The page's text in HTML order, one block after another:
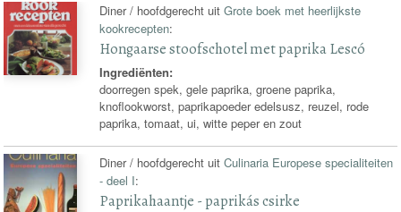
Diner / hoofdgerecht uitGrote boek met heerlijkste
kookrecepten:
Hongaarse stoofschotel met paprika Lescó
Ingrediënten:
doorregen spek, gele paprika, groene paprika,
knoflookworst, paprikapoeder edelsusz, reuzel, rode
paprika, tomaat, ui, witte peper en zout
Diner / hoofdgerecht uitCulinaria Europese specialiteiten
- deel I:
Paprikahaantje - paprikás csirke